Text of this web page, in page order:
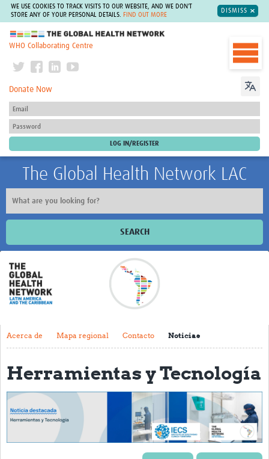
WE USE COOKIES TO TRACK VISITS TO OUR WEBSITE, AND WE DON'T
STORE ANY OF YOUR PERSONAL DETAILS.
FIND OUT MORE
DISMISS
The Global Health Network
WHO Collaborating Centre
Donate Now
The Global Health Network LAC
SEARCH
Inicio
Acerca de
Contacto
Actividades y eventos
Clubs de Investigación
Clínica de datos
Acerca de Mapa regional Contacto Noticias
Herramientas y Tecnología